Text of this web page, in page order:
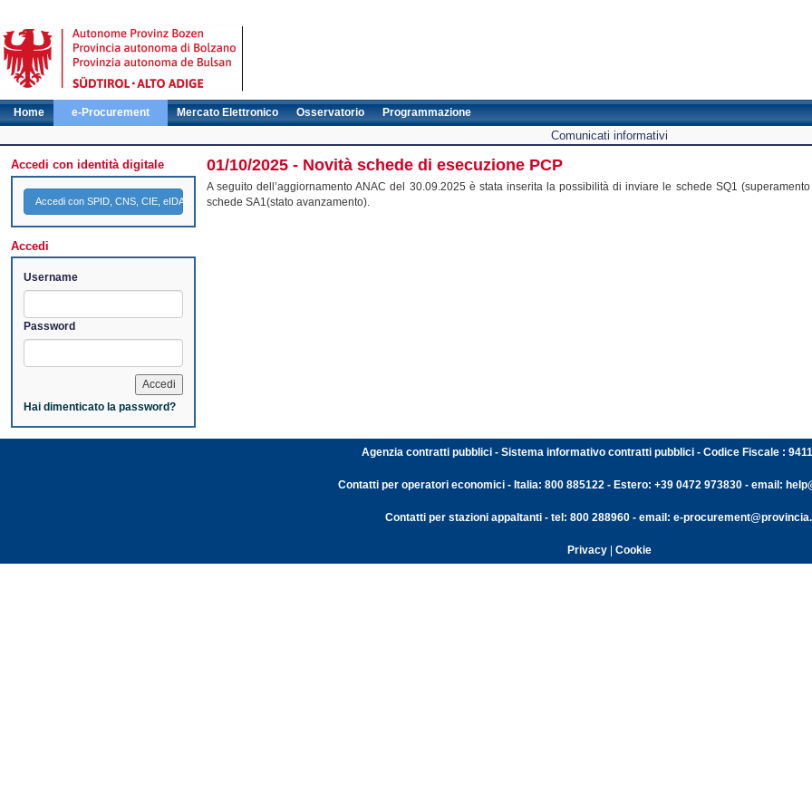
Home e-Procurement Mercato Elettronico Osservatorio Programmazione
Comunicati informativi
Accedi con identità digitale
Accedi con SPID, CNS, CIE, eIDAS
Accedi
Username
Password
Hai dimenticato la password?
01/10/2025 - Novità schede di esecuzione PCP
A seguito dell’aggiornamento ANAC del 30.09.2025 è stata inserita la possibilità di inviare le schede SQ1
schede SA1(stato avanzamento).
Agenzia contratti pubblici - Sistema informativo contratti pubblici - Codice Fiscale :
Contatti per operatori economici - Italia: 800 885122 - Estero: +39 0472 973830 - email:
Contatti per stazioni appaltanti - tel: 800 288960 - email: e-
Privacy| Cookie